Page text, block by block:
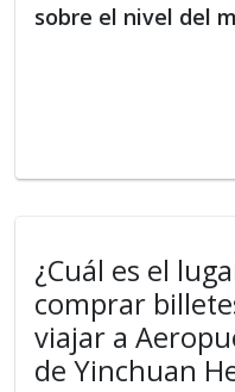
sobre el nivel del
¿Cuál es el
comprar
viajar a
de Yinchuan